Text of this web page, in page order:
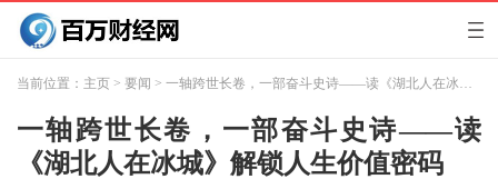
当前位置： 主页 > 要闻 > 一轴跨世长卷，一部奋斗史诗——读《湖北人在冰城》解锁人生价值密码
一轴跨世长卷，一部奋斗史诗——读
《湖北人在冰城》解锁人生价值密码